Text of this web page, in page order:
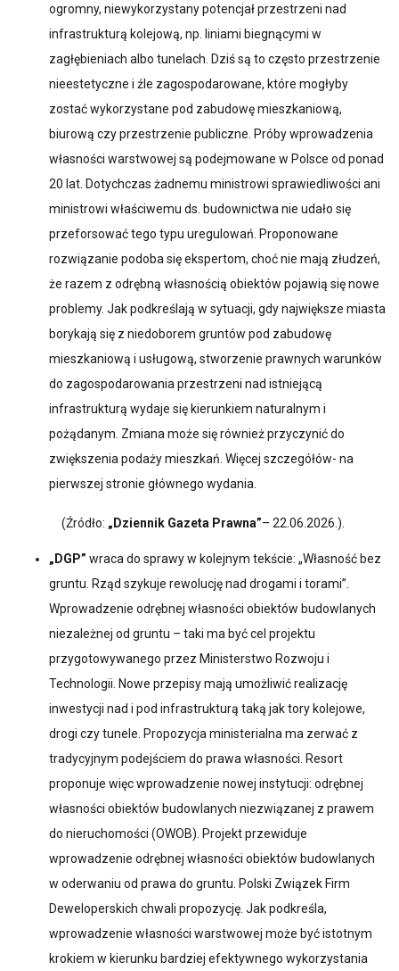
ogromny, niewykorzystany potencjał przestrzeni nad
infrastrukturą kolejową, np. liniami biegnącymi w
zagłębieniach albo tunelach. Dziś są to często przestrzenie
nieestetyczne i źle zagospodarowane, które mogłyby
zostać wykorzystane pod zabudowę mieszkaniową,
biurową czy przestrzenie publiczne. Próby wprowadzenia
własności warstwowej są podejmowane w Polsce od ponad
20 lat. Dotychczas żadnemu ministrowi sprawiedliwości ani
ministrowi właściwemu ds. budownictwa nie udało się
przeforsować tego typu uregulowań. Proponowane
rozwiązanie podoba się ekspertom, choć nie mają złudzeń,
że razem z odrębną własnością obiektów pojawią się nowe
problemy. Jak podkreślają w sytuacji, gdy największe miasta
borykają się z niedoborem gruntów pod zabudowę
mieszkaniową i usługową, stworzenie prawnych warunków
do zagospodarowania przestrzeni nad istniejącą
infrastrukturą wydaje się kierunkiem naturalnym i
pożądanym. Zmiana może się również przyczynić do
zwiększenia podaży mieszkań. Więcej szczegółów- na
pierwszej stronie głównego wydania.
(Źródło: „Dziennik Gazeta Prawna”– 22.06.2026.).
„DGP” wraca do sprawy w kolejnym tekście: „Własność bez
gruntu. Rząd szykuje rewolucję nad drogami i torami”.
Wprowadzenie odrębnej własności obiektów budowlanych
niezależnej od gruntu – taki ma być cel projektu
przygotowywanego przez Ministerstwo Rozwoju i
Technologii. Nowe przepisy mają umożliwić realizację
inwestycji nad i pod infrastrukturą taką jak tory kolejowe,
drogi czy tunele. Propozycja ministerialna ma zerwać z
tradycyjnym podejściem do prawa własności. Resort
proponuje więc wprowadzenie nowej instytucji: odrębnej
własności obiektów budowlanych niezwiązanej z prawem
do nieruchomości (OWOB). Projekt przewiduje
wprowadzenie odrębnej własności obiektów budowlanych
w oderwaniu od prawa do gruntu. Polski Związek Firm
Deweloperskich chwali propozycję. Jak podkreśla,
wprowadzenie własności warstwowej może być istotnym
krokiem w kierunku bardziej efektywnego wykorzystania